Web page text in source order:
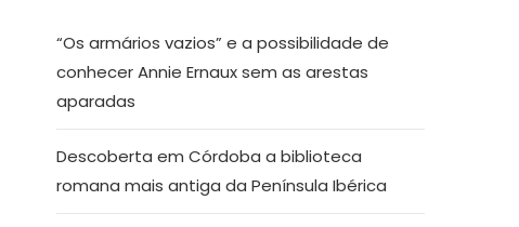
“Os armários vazios” e a possibilidade de
conhecer Annie Ernaux sem as arestas
aparadas
Descoberta em Córdoba a biblioteca
romana mais antiga da Península Ibérica